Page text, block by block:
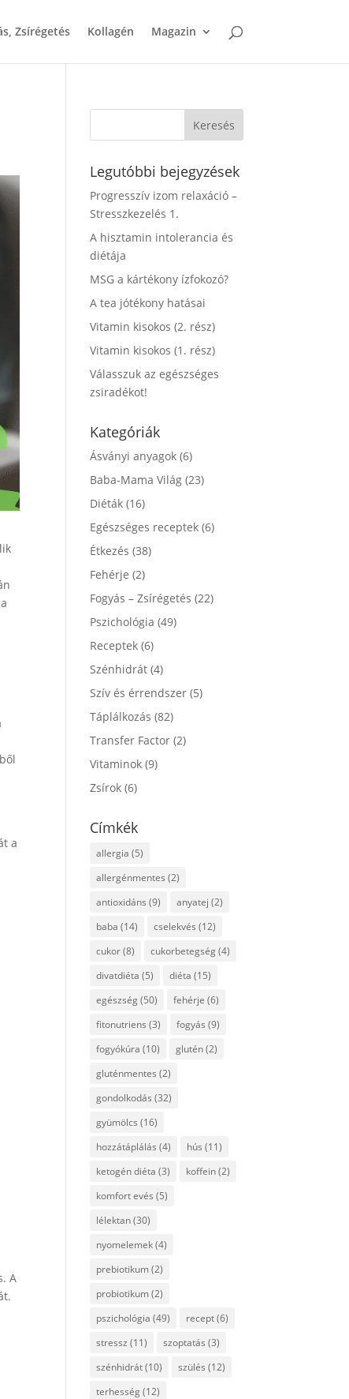
Zsírégetés Kollagén Magazin
a
A
Legutóbbi bejegyzések
Progresszív izom relaxáció –
Stresszkezelés 1.
A hisztamin intolerancia és
diétája
MSG a kártékony ízfokozó?
A tea jótékony hatásai
Vitamin kisokos (2. rész)
Vitamin kisokos (1. rész)
Válasszuk az egészséges
zsiradékot!
Kategóriák
Ásványi anyagok (6)
Baba-Mama Világ (23)
Diéták (16)
Egészséges receptek (6)
Étkezés (38)
Fehérje (2)
Fogyás – Zsírégetés (22)
Pszichológia (49)
Receptek (6)
Szénhidrát (4)
Szív és érrendszer (5)
Táplálkozás (82)
Transfer Factor (2)
Vitaminok (9)
Zsírok (6)
Címkék
allergia (5)
allergénmentes (2)
antioxidáns (9) anyatej (2)
baba (14) cselekvés (12)
cukor(8) cukorbetegség(4)
divatdiéta (5) diéta (15)
egészség(50) fehérje (6)
fitonutriens (3) fogyás (9)
fogyókúra (10) glutén(2)
gluténmentes (2)
gondolkodás (32)
gyümölcs (16)
hozzátáplálás (4) hús (11)
ketogén diéta (3) koffein(2)
komfort evés (5)
lélektan(30)
nyomelemek(4)
prebiotikum(2)
probiotikum(2)
pszichológia (49) recept(6)
stressz (11) szoptatás (3)
szénhidrát(10) szülés (12)
terhesség(12)